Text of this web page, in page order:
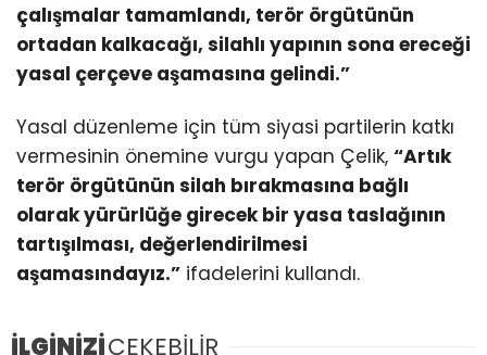
çalışmalar tamamlandı, terör örgütünün
ortadan kalkacağı, silahlı yapının sona ereceği
yasal çerçeve aşamasına gelindi.”
Yasal düzenleme için tüm siyasi partilerin katkı
vermesinin önemine vurgu yapan Çelik, “Artık
terör örgütünün silah bırakmasına bağlı
olarak yürürlüğe girecek bir yasa taslağının
tartışılması, değerlendirilmesi
aşamasındayız.” ifadelerini kullandı.
İLGİNİZİÇEKEBİLİR